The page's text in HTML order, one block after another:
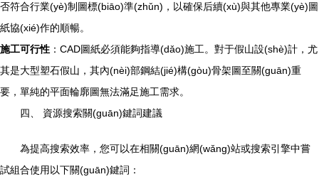
否符合行業(yè)制圖標(biāo)準(zhǔn)，以確保后續(xù)與其他專業(yè)圖
紙協(xié)作的順暢。
施工可行性 ：CAD圖紙必須能夠指導(dǎo)施工。對于假山設(shè)計，尤
其是大型塑石假山，其內(nèi)部鋼結(jié)構(gòu)骨架圖至關(guān)重
要，單純的平面輪廓圖無法滿足施工需求。
四、 資源搜索關(guān)鍵詞建議
為提高搜索效率，您可以在相關(guān)網(wǎng)站或搜索引擎中嘗
試組合使用以下關(guān)鍵詞：